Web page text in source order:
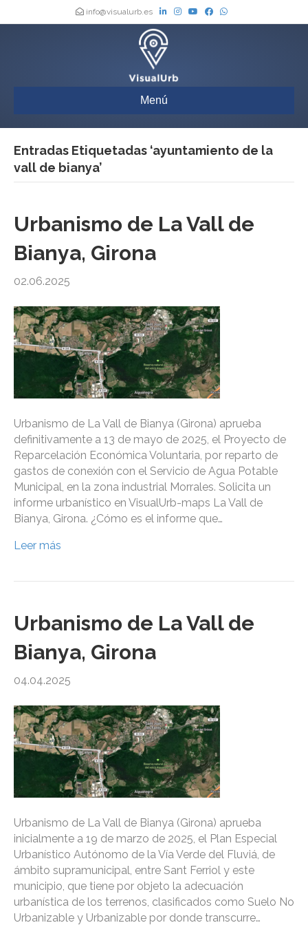
info@visualurb.es
Menú
Entradas Etiquetadas ‘ayuntamiento de la
vall de bianya’
Urbanismo de La Vall de
Bianya, Girona
02.06.2025
Urbanismo de La Vall de Bianya (Girona) aprueba
definitivamente a 13 de mayo de 2025, el Proyecto de
Reparcelación Económica Voluntaria, por reparto de
gastos de conexión con el Servicio de Agua Potable
Municipal, en la zona industrial Morrales. Solicita un
informe urbanístico en VisualUrb-maps La Vall de
Bianya, Girona. ¿Cómo es el informe que…
Leer más
Urbanismo de La Vall de
Bianya, Girona
04.04.2025
Urbanismo de La Vall de Bianya (Girona) aprueba
inicialmente a 19 de marzo de 2025, el Plan Especial
Urbanístico Autónomo de la Vía Verde del Fluviá, de
ámbito supramunicipal, entre Sant Ferriol y este
municipio, que tiene por objeto la adecuación
urbanística de los terrenos, clasificados como Suelo No
Urbanizable y Urbanizable por donde transcurre…